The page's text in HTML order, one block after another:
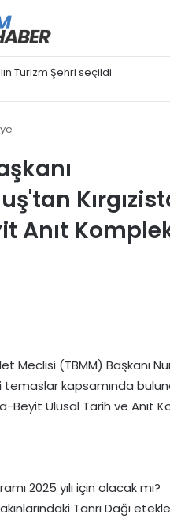
Turizm Şehri seçildi
Anıt
Meclisi (TBMM) Başkanı
temaslar kapsamında
Beyit Ulusal Tarih ve Anıt
2025 yılı için olacak mı?
Tanrı Dağı